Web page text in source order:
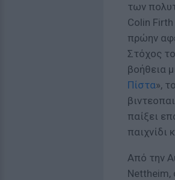
των
Colin
πρώην
Στόχος
βοήθεια
Πίστα»,
παίξει
παιχνίδι
Από την
Nettheim,